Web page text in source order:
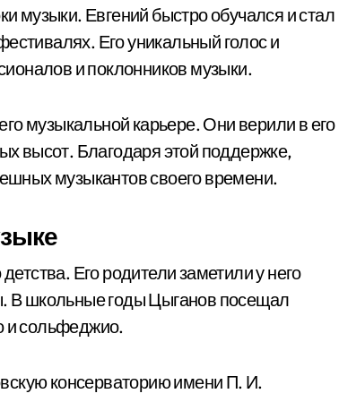
музыки. Евгений быстро обучался и стал
Его уникальный голос и
и поклонников музыки.
музыкальной карьере. Они верили в его
высот. Благодаря этой поддержке,
музыкантов своего времени.
Его родители заметили у него
В школьные годы Цыганов посещал
и сольфеджио.
консерваторию имени П. И.